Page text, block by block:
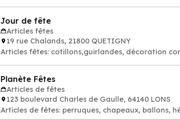
Jour de fête
Articles fêtes
19 rue Chalands, 21800 QUETIGNY
Articles fêtes: cotillons,guirlandes, décoration
Planète Fêtes
Articles de fêtes
123 boulevard Charles de Gaulle, 64140 LONS
Articles de fêtes: perruques, chapeaux, ballons,